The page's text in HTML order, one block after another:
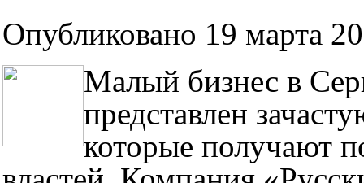
Опубликовано 19 марта
Малый бизнес в
представлен
которые получают